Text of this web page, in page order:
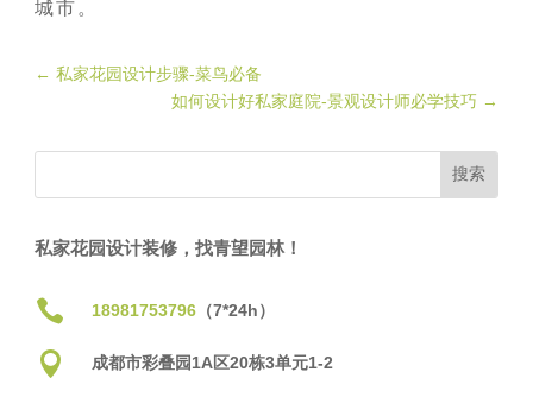
城市。
←私家花园设计步骤-菜鸟必备
如何设计好私家庭院-景观设计师必学技巧→
私家花园设计装修，找青望园林！
 18981753796（7*24h）
 成都市彩叠园1A区20栋3单元1-2